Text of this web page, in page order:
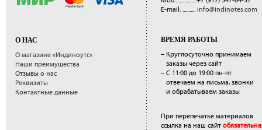
О НАС
О магазине «Индиноутс»
Наши преимущества
Отзывы о нас
Реквизиты
Контактные данные
E-mail: ........... info@indinotes.com
ВРЕМЯ РАБОТЫ
– Круглосуточно принимаем
заказы через сайт
– С 11:00 до 19:00 пн-пт
отвечаем на письма, звонки
и обрабатываем заказы
При перепечатке материалов
ссылка на наш сайт обязательна.